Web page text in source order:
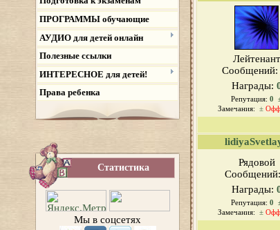
ПРОГРАММЫ обучающие
АУДИО для детей онлайн
Полезные ссылки
ИНТЕРЕСНОЕ для детей!
Права ребенка
Статистика
Мы в соцсетях
Лейтенант
Сообщений:
Награды:
Репутация: 0
Замечания:
±
Рядовой
Сообщений:
Награды:
Репутация: 0
Замечания:
±